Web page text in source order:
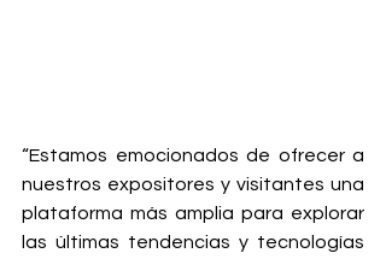
“Estamos emocionados de ofrecer a
nuestros expositores y visitantes una
plataforma más amplia para explorar
las últimas tendencias y tecnologías